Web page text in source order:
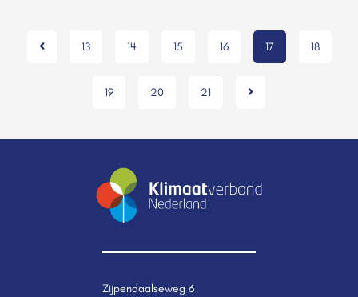
13 14 15 16 17 18
19 20 21
Zijpendaalseweg 6